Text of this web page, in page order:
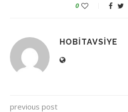
0
HOBITAVSIYE
previous post